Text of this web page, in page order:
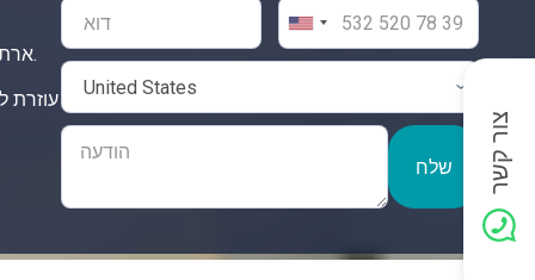
ארתרוסקופיית ברך בטורקיה מבטיחה את הסטנדרטים הגבוהים ביותר של טיפול, ומציעה פתרון מקיף ובטוח לצרכים הבריאותיים שלכם.
שלח צור קשר